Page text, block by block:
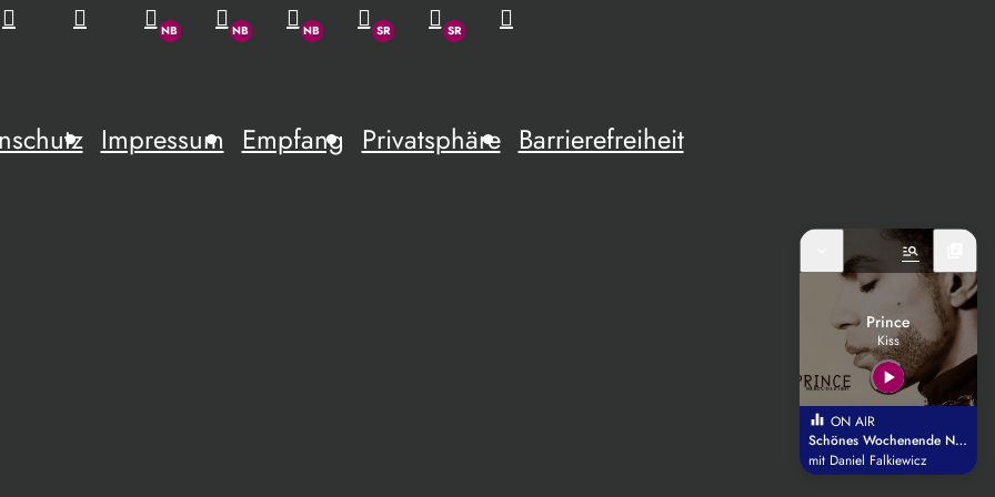
Impressum Empfang Privatsphäre Barrierefreiheit
manage_search
Prince
Kiss
play_arrow
equalizer ON AIR
Schönes Wochenende Niederbayern
mit Daniel Falkiewicz